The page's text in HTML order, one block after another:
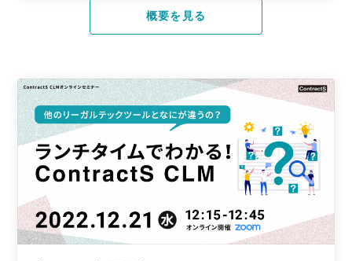
概要を見る